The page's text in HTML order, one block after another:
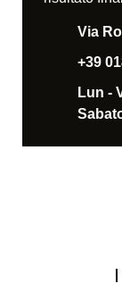
Via
+39
Lun -